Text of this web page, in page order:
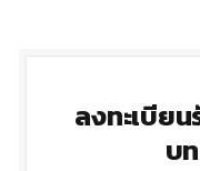
ลงทะเบีย
บ